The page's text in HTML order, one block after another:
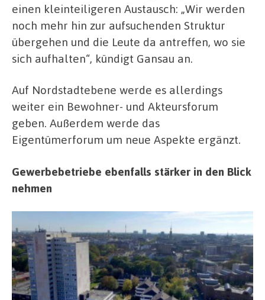
einen kleinteiligeren Austausch: „Wir werden
noch mehr hin zur aufsuchenden Struktur
übergehen und die Leute da antreffen, wo sie
sich aufhalten“, kündigt Gansau an.
Auf Nordstadtebene werde es allerdings
weiter ein Bewohner- und Akteursforum
geben. Außerdem werde das
Eigentümerforum um neue Aspekte ergänzt.
Gewerbebetriebe ebenfalls stärker in den Blick
nehmen